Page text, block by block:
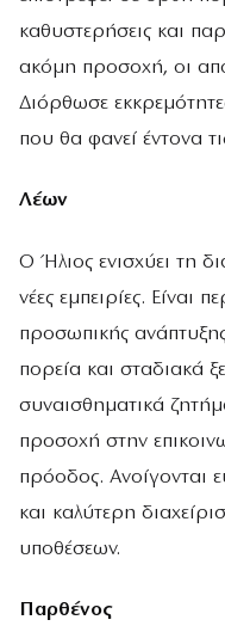
καθυστερήσεις και
ακόμη προσοχή, οι
Διόρθωσε
που θα φανεί έντονα
Λέων
Ο Ήλιος ενισχύει τη
νέες εμπειρίες. Είναι
προσωπικής
πορεία και σταδιακά
συναισθηματικά
προσοχή στην
πρόοδος. Ανοίγονται
και καλύτερη
υποθέσεων.
Παρθένος